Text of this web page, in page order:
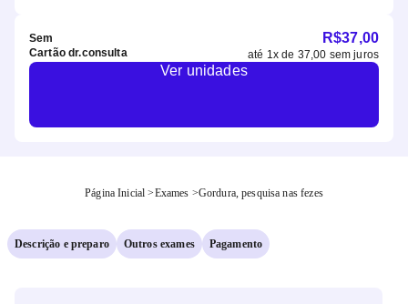
Sem
Cartão dr.consulta
R$37,00
até 1x de 37,00 sem juros
Ver unidades
Página Inicial >Exames >Gordura, pesquisa nas fezes
Descrição e preparo Outros exames Pagamento